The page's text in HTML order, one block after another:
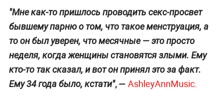
"Мне как-то пришлось проводить секс-просвет
бывшему парню о том, что такое менструация, а
то он был уверен, что месячные — это просто
неделя, когда женщины становятся злыми. Ему
кто-то так сказал, и вот он принял это за факт.
Ему 34 года было, кстати", — AshleyAnnMusic.